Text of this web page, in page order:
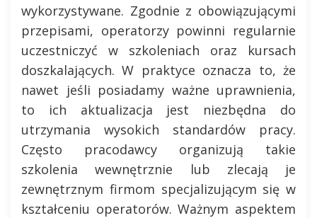
wykorzystywane. Zgodnie z obowiązującymi
przepisami, operatorzy powinni regularnie
uczestniczyć w szkoleniach oraz kursach
doszkalających. W praktyce oznacza to, że
nawet jeśli posiadamy ważne uprawnienia,
to ich aktualizacja jest niezbędna do
utrzymania wysokich standardów pracy.
Często pracodawcy organizują takie
szkolenia wewnętrznie lub zlecają je
zewnętrznym firmom specjalizującym się w
kształceniu operatorów. Ważnym aspektem